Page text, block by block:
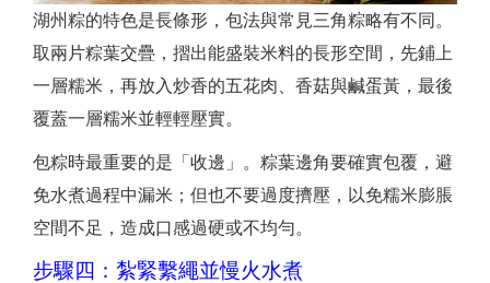
湖州粽的特色是長條形，包法與常見三角粽略有不同。
取兩片粽葉交疊，摺出能盛裝米料的長形空間，先鋪上
一層糯米，再放入炒香的五花肉、香菇與鹹蛋黃，最後
覆蓋一層糯米並輕輕壓實。
包粽時最重要的是「收邊」。粽葉邊角要確實包覆，避
免水煮過程中漏米；但也不要過度擠壓，以免糯米膨脹
空間不足，造成口感過硬或不均勻。
步驟四：紮緊繫繩並慢火水煮